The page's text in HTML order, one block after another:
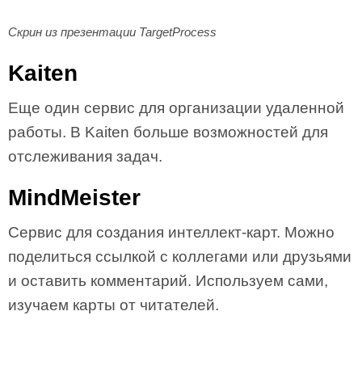
Скрин из презентации TargetProcess
Kaiten
Еще один сервис для организации удаленной
работы. В Kaiten больше возможностей для
отслеживания задач.
MindMeister
Сервис для создания интеллект-карт. Можно
поделиться ссылкой с коллегами или друзьями
и оставить комментарий. Используем сами,
изучаем карты от читателей.